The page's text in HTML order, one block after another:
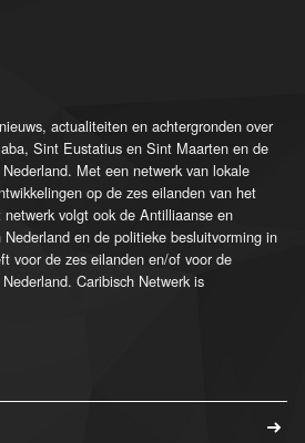
actualiteiten en achtergronden over
Sint Eustatius en Sint Maarten en de
Met een netwerk van lokale
op de zes eilanden van het
volgt ook de Antilliaanse en
en de politieke besluitvorming in
voor de zes eilanden en/of voor de
Caribisch Netwerk is